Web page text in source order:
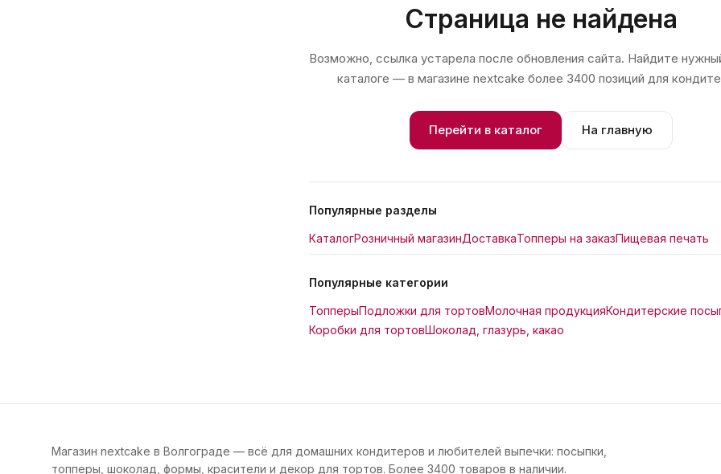
Страница не найдена
Возможно, ссылка устарела после обновления сайта. Найдите
каталоге — в магазине nextcake более 3400 позиций для
Перейти в каталог На главную
Популярные разделы
КаталогРозничный магазинДоставкаТопперы на заказПищевая печать
Популярные категории
ТопперыПодложки для тортовМолочная продукцияКондитерские
Коробки для тортовШоколад, глазурь, какао
Магазин nextcake в Волгограде — всё для домашних кондитеров и любителей выпечки: посыпки,
топперы, шоколад, формы, красители и декор для тортов. Более 3400 товаров в наличии.